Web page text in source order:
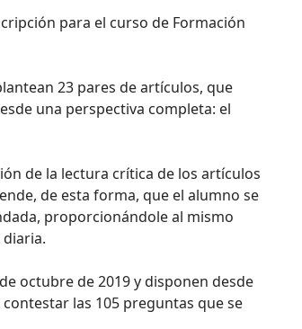
para el curso de Formación
23 pares de artículos, que
una perspectiva completa: el
de la lectura crítica de los artículos
de esta forma, que el alumno se
proporcionándole al mismo
octubre de 2019 y disponen desde
las 105 preguntas que se